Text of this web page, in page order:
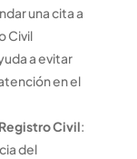
una cita a
Civil
a evitar
en el
Civil:
del